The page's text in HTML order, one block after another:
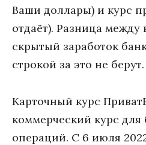
Ваши доллары) и курс
отдаёт). Разница
скрытый заработок
строкой за это не берут.
Карточный курс
коммерческий курс
операций. С 6 июля